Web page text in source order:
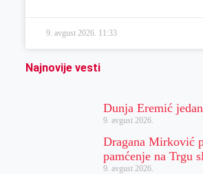
9. avgust 2026. 11:33
Najnovije vesti
Dunja Eremić
9. avgust 2026.
Dragana Mirković
pamćenje na Trgu
9. avgust 2026.